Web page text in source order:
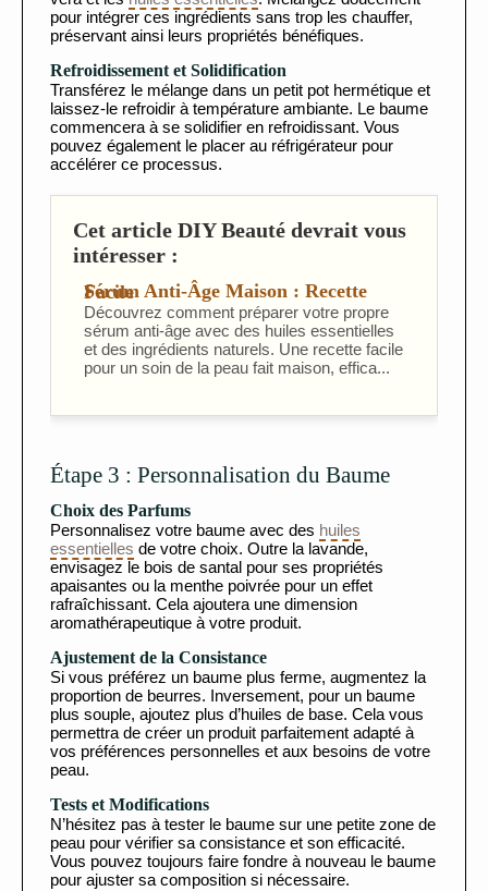
pour intégrer ces ingrédients sans trop les chauffer,
préservant ainsi leurs propriétés bénéfiques.
Refroidissement et Solidification
Transférez le mélange dans un petit pot hermétique et
laissez-le refroidir à température ambiante. Le baume
commencera à se solidifier en refroidissant. Vous
pouvez également le placer au réfrigérateur pour
accélérer ce processus.
Cet article DIY Beauté devrait vous
intéresser :
Sérum Anti-Âge Maison : Recette Facile
Découvrez comment préparer votre propre
sérum anti-âge avec des huiles essentielles
et des ingrédients naturels. Une recette facile
pour un soin de la peau fait maison, effica...
Étape 3 : Personnalisation du Baume
Choix des Parfums
Personnalisez votre baume avec des huiles
essentielles de votre choix. Outre la lavande,
envisagez le bois de santal pour ses propriétés
apaisantes ou la menthe poivrée pour un effet
rafraîchissant. Cela ajoutera une dimension
aromathérapeutique à votre produit.
Ajustement de la Consistance
Si vous préférez un baume plus ferme, augmentez la
proportion de beurres. Inversement, pour un baume
plus souple, ajoutez plus d’huiles de base. Cela vous
permettra de créer un produit parfaitement adapté à
vos préférences personnelles et aux besoins de votre
peau.
Tests et Modifications
N’hésitez pas à tester le baume sur une petite zone de
peau pour vérifier sa consistance et son efficacité.
Vous pouvez toujours faire fondre à nouveau le baume
pour ajuster sa composition si nécessaire.